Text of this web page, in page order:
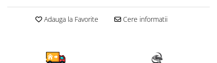
Sapun & Gel de dus copii
Ulei de corp copii
Arme de jucarie
Adauga la Favorite Cere informatii